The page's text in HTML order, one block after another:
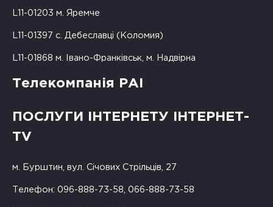
L11-01203 м. Яремче
L11-01397 с. Дебеславці (Коломия)
L11-01868 м. Івано-Франківськ, м. Надвірна
Телекомпанія РАІ
ПОСЛУГИ ІНТЕРНЕТУ ІНТЕРНЕТ-
TV
м. Бурштин, вул. Січових Стрільців, 27
Телефон: 096-888-73-58, 066-888-73-58